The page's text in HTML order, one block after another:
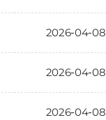
2026-04-08
2026-04-08
2026-04-08